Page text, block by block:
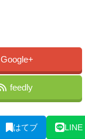
Google+
feedly
はてブ
LINE